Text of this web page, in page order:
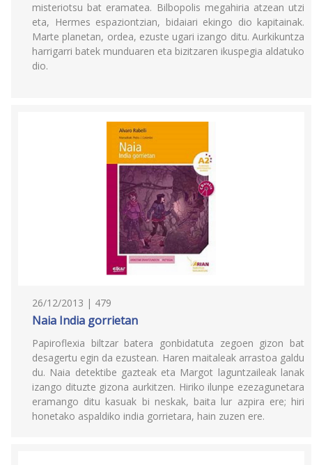
misteriotsu bat eramatea. Bilbopolis megahiria atzean utzi
eta, Hermes espaziontzian, bidaiari ekingo dio kapitainak.
Marte planetan, ordea, ezuste ugari izango ditu. Aurkikuntza
harrigarri batek munduaren eta bizitzaren ikuspegia aldatuko
dio.
26/12/2013 | 479
Naia India gorrietan
Papiroflexia biltzar batera gonbidatuta zegoen gizon bat
desagertu egin da ezustean. Haren maitaleak arrastoa galdu
du. Naia detektibe gazteak eta Margot laguntzaileak lanak
izango dituzte gizona aurkitzen. Hiriko ilunpe ezezagunetara
eramango ditu kasuak bi neskak, baita lur azpira ere; hiri
honetako aspaldiko india gorrietara, hain zuzen ere.